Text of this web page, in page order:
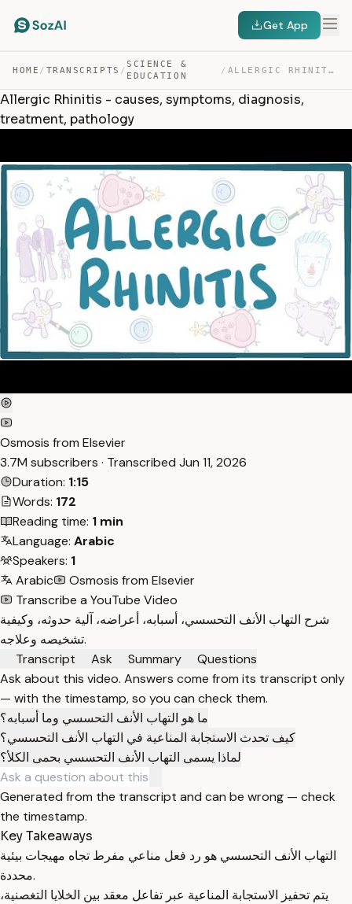
Get App
HOME / TRANSCRIPTS /
SCIENCE &
EDUCATION
/ ALLERGIC RHINITIS – CAUSES, SYMPTOMS, DIAGNOSIS, TREATM… — TRANSCRIPT
Allergic Rhinitis - causes, symptoms, diagnosis,
treatment, pathology
Osmosis from Elsevier
3.7M subscribers · Transcribed Jun 11, 2026
Duration: 1:15
Words: 172
Reading time: 1 min
Language: Arabic
Speakers: 1
Arabic
Osmosis from Elsevier
Transcribe a YouTube Video
شرح التهاب الأنف التحسسي، أسبابه، أعراضه، آلية حدوثه، وكيفية
تشخيصه وعلاجه.
Transcript
Ask Summary
Questions
Ask about this video. Answers come from its transcript only
— with the timestamp, so you can check them.
ما هو التهاب الأنف التحسسي وما أسبابه؟
كيف تحدث الاستجابة المناعية في التهاب الأنف التحسسي؟
لماذا يسمى التهاب الأنف التحسسي بحمى الكلأ؟
Generated from the transcript and can be wrong — check
the timestamp.
Key Takeaways
التهاب الأنف التحسسي هو رد فعل مناعي مفرط تجاه مهيجات بيئية
محددة.
يتم تحفيز الاستجابة المناعية عبر تفاعل معقد بين الخلايا التغصنية،